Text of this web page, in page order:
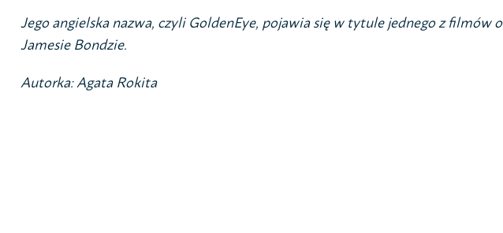
Jego angielska nazwa, czyli GoldenEye, pojawia się w tytule jednego z filmów o
Jamesie Bondzie.
Autorka: Agata Rokita